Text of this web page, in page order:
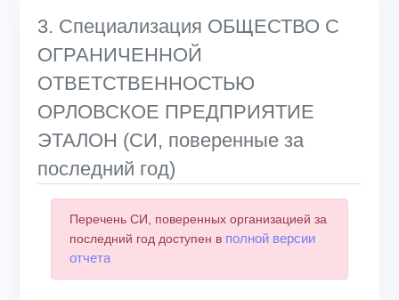
3. Специализация ОБЩЕСТВО С
ОГРАНИЧЕННОЙ
ОТВЕТСТВЕННОСТЬЮ
ОРЛОВСКОЕ ПРЕДПРИЯТИЕ
ЭТАЛОН (СИ, поверенные за
последний год)
Перечень СИ, поверенных организацией за
последний год доступен в полной версии
отчета